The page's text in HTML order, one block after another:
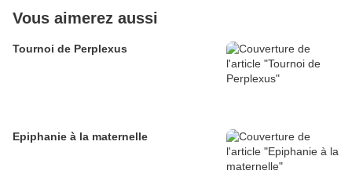
Vous aimerez aussi
Tournoi de Perplexus
Epiphanie à la maternelle